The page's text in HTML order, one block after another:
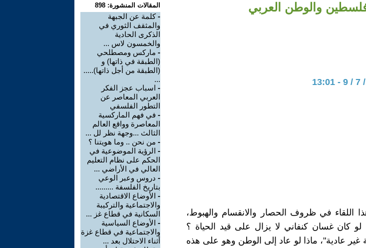
والوطن العربي
في ظروف الحصار والانقسام والهبوط،
لو كان غسان كنفاني لا يزال على قيد الحياة ؟
عادية"، ماذا لو عاد إلى الوطن وهو على هذه
المقالات المنشورة: 898
-كلمة عن الجبهة
والمثقف الثوري في
الذكرى الحادية
والخمسون لاس ...
- ماركس ومصطلحي
(الطبقة في ذاتها) و
(الطبقة من أجل ذاتها).....
...
- اسباب عجز الفكر
العربي المعاصر عن
التطور الفلسفي
- في فهم الماركسية
المعاصرة وواقع العالم
الثالث ...وجهة نظر لل ...
- من نحن .. وما هويتنا ؟
- الرؤية الموضوعية في
الحكم على نظام التعليم
العالي في الأراضي ...
- دروس وعبر الوعي
بتاريخ الفلسفة .........
- الأوضاع الاقتصادية
والاجتماعية والتركيبة
السكانية في قطاع غز ...
- الأوضاع السياسية
والاجتماعية في قطاع غزة
أثناء الاحتلال بعد ...